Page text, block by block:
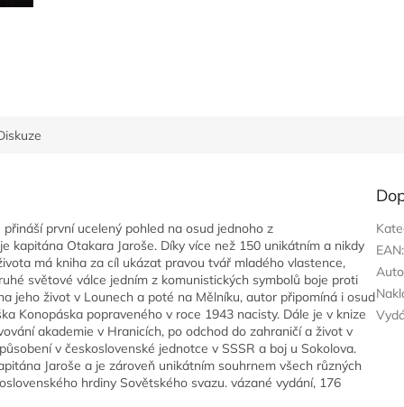
první ucelený pohled na osud jednoho z
kapitána Otakara Jaroše. Díky více než 150 unikátním a nikdy
má kniha za cíl ukázat pravou tvář mladého vlastence,
světové válce jedním z komunistických symbolů boje proti
jeho život v Lounech a poté na Mělníku, autor připomíná i osud
Konopáska popraveného v roce 1943 nacisty. Dále je v knize
akademie v Hranicích, po odchod do zahraničí a život v
v československé jednotce v SSSR a boj u Sokolova.
Jaroše a je zároveň unikátním souhrnem všech různých
hrdiny Sovětského svazu. vázané vydání, 176
EAN: